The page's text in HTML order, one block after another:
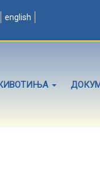
english